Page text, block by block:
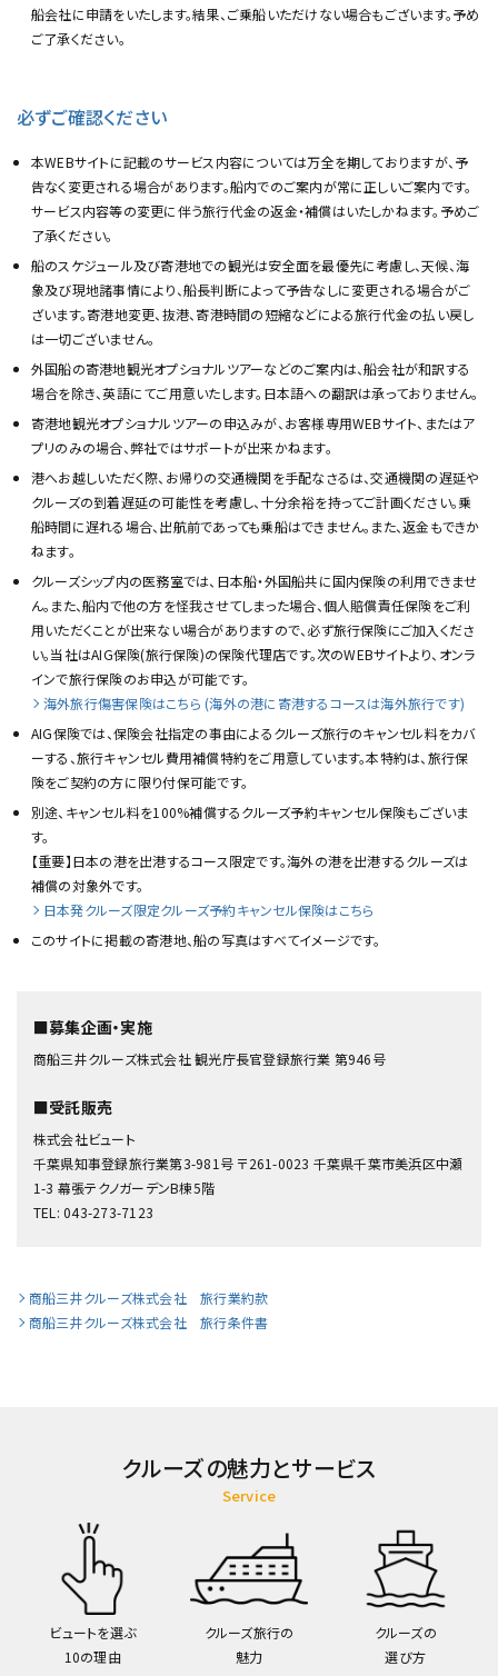
船会社に申請をいたします。結果、ご乗船いただけない場合もございます。予め
ご了承ください。
必ずご確認ください
本WEBサイトに記載のサービス内容については万全を期しておりますが、予
告なく変更される場合があります。船内でのご案内が常に正しいご案内です。
サービス内容等の変更に伴う旅行代金の返金・補償はいたしかねます。予めご
了承ください。
船のスケジュール及び寄港地での観光は安全面を最優先に考慮し、天候、海
象及び現地諸事情により、船長判断によって予告なしに変更される場合がご
ざいます。寄港地変更、抜港、寄港時間の短縮などによる旅行代金の払い戻し
は一切ございません。
外国船の寄港地観光オプショナルツアーなどのご案内は、船会社が和訳する
場合を除き、英語にてご用意いたします。日本語への翻訳は承っておりません。
寄港地観光オプショナルツアーの申込みが、お客様専用WEBサイト、またはア
プリのみの場合、弊社ではサポートが出来かねます。
港へお越しいただく際、お帰りの交通機関を手配なさるは、交通機関の遅延や
クルーズの到着遅延の可能性を考慮し、十分余裕を持ってご計画ください。乗
船時間に遅れる場合、出航前であっても乗船はできません。また、返金もできか
ねます。
クルーズシップ内の医務室では、日本船・外国船共に国内保険の利用できませ
ん。また、船内で他の方を怪我させてしまった場合、個人賠償責任保険をご利
用いただくことが出来ない場合がありますので、必ず旅行保険にご加入くださ
い。当社はAIG保険(旅行保険)の保険代理店です。次のWEBサイトより、オンラ
インで旅行保険のお申込が可能です。
海外旅行傷害保険はこちら (海外の港に寄港するコースは海外旅行です)
AIG保険では、保険会社指定の事由によるクルーズ旅行のキャンセル料をカバ
ーする、旅行キャンセル費用補償特約をご用意しています。本特約は、旅行保
険をご契約の方に限り付保可能です。
別途、キャンセル料を100%補償するクルーズ予約キャンセル保険もございま
す。
【重要】日本の港を出港するコース限定です。海外の港を出港するクルーズは
補償の対象外です。
日本発クルーズ限定クルーズ予約キャンセル保険はこちら
このサイトに掲載の寄港地、船の写真はすべてイメージです。
■募集企画・実施
商船三井クルーズ株式会社 観光庁長官登録旅行業 第946号
■受託販売
株式会社ビュート
千葉県知事登録旅行業第3-981号 〒261-0023 千葉県千葉市美浜区中瀬
1-3 幕張テクノガーデンB棟5階
TEL: 043-273-7123
商船三井クルーズ株式会社 旅行業約款
商船三井クルーズ株式会社 旅行条件書
クルーズの魅力とサービス
Service
ビュートを選ぶ
10の理由
クルーズ旅行の
魅力
クルーズの
選び方